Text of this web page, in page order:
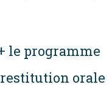
le programme
orale